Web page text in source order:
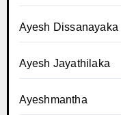
Ayesh Dissanayaka
Ayesh Jayathilaka
Ayeshmantha